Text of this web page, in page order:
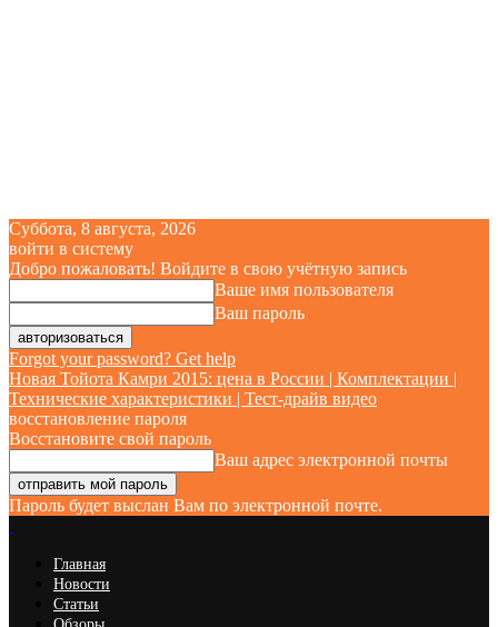
Суббота, 8 августа, 2026
войти в систему
Добро пожаловать! Войдите в свою учётную запись
Ваше имя пользователя
Ваш пароль
Forgot your password? Get help
Новая Тойота Камри 2015: цена в России | Комплектации |
Технические характеристики | Тест-драйв видео
восстановление пароля
Восстановите свой пароль
Ваш адрес электронной почты
Пароль будет выслан Вам по электронной почте.
Главная
Новости
Статьи